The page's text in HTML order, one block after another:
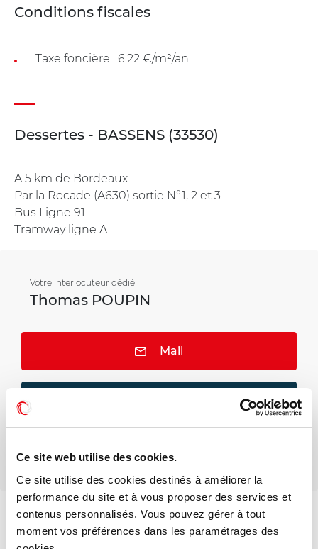
Ce site web utilise des cookies.
Ce site utilise des cookies destinés à améliorer la
performance du site et à vous proposer des services et
contenus personnalisés. Vous pouvez gérer à tout
moment vos préférences dans les paramétrages des
Conditions fiscales
Taxe foncière : 6.22 €/m²/an
Dessertes - BASSENS (33530)
A 5 km de Bordeaux
Par la Rocade (A630) sortie N°1, 2 et 3
Bus Ligne 91
Tramway ligne A
Votre interlocuteur dédié
Thomas POUPIN
Mail
Voir les offres similaires